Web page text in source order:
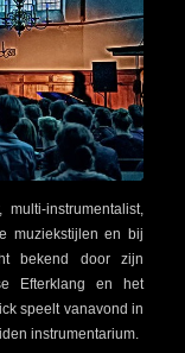
instrumentalist,
muziekstijlen en bij
bekend door zijn
Efterklang en het
speelt vanavond in
instrumentarium.